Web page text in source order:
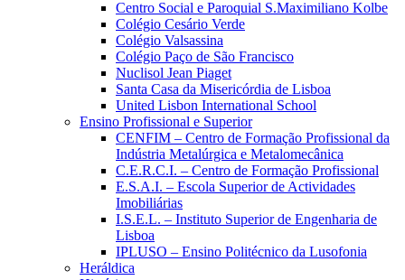
Centro Social e Paroquial S.Maximiliano Kolbe
Colégio Cesário Verde
Colégio Valsassina
Colégio Paço de São Francisco
Nuclisol Jean Piaget
Santa Casa da Misericórdia de Lisboa
United Lisbon International School
Ensino Profissional e Superior
CENFIM – Centro de Formação Profissional da
Indústria Metalúrgica e Metalomecânica
C.E.R.C.I. – Centro de Formação Profissional
E.S.A.I. – Escola Superior de Actividades
Imobiliárias
I.S.E.L. – Instituto Superior de Engenharia de
Lisboa
IPLUSO – Ensino Politécnico da Lusofonia
Heráldica